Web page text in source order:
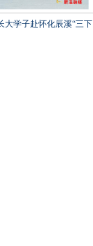
大学子赴怀化辰溪“三下